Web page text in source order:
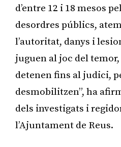
d’entre 12 i 18 mesos
desordres públics,
l’autoritat, danys i
juguen al joc del temor,
detenen fins al judici,
desmobilitzen”, ha
dels investigats i
l’Ajuntament de Reus.